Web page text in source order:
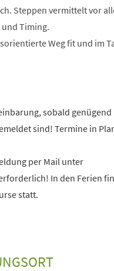
Steppen vermittelt vor
Timing.
Weg fit und im
sobald genügend
sind! Termine in
per Mail unter
In den Ferien
statt.